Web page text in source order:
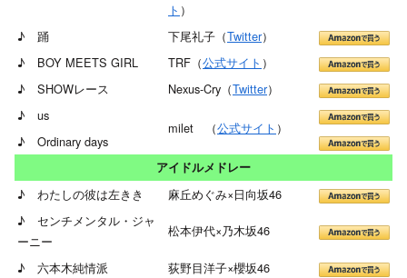
ト ）
♪ 踊
下尾礼子（Twitter）
♪ BOY MEETS GIRL
TRF（公式サイト ）
♪ SHOWレース
Nexus-Cry（Twitter）
♪ us
milet （公式サイト ）
♪ Ordinary days
アイドルメドレー
♪ わたしの彼は左きき
麻丘めぐみ×日向坂46
♪ センチメンタル・ジャ
ーニー
松本伊代×乃木坂46
♪ 六本木純情派 荻野目洋子×櫻坂46